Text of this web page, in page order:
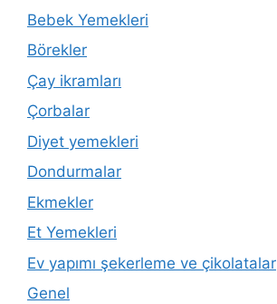
Bebek Yemekleri
Börekler
Çay ikramları
Çorbalar
Diyet yemekleri
Dondurmalar
Ekmekler
Et Yemekleri
Ev yapımı şekerleme ve çikolatalar
Genel